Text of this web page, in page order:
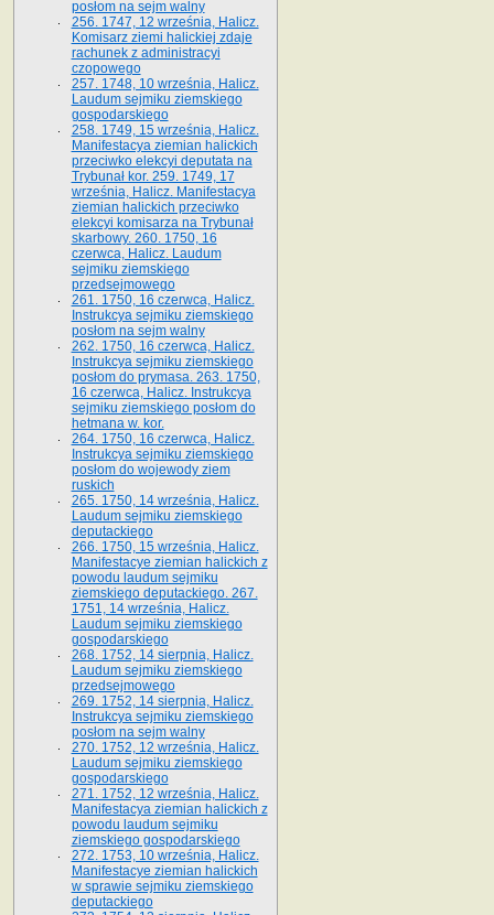
posłom na sejm walny
256. 1747, 12 września, Halicz.
Komisarz ziemi halickiej zdaje
rachunek z administracyi
czopowego
257. 1748, 10 września, Halicz.
Laudum sejmiku ziemskiego
gospodarskiego
258. 1749, 15 września, Halicz.
Manifestacya ziemian halickich
przeciwko elekcyi deputata na
Trybunał kor. 259. 1749, 17
września, Halicz. Manifestacya
ziemian halickich przeciwko
elekcyi komisarza na Trybunał
skarbowy. 260. 1750, 16
czerwca, Halicz. Laudum
sejmiku ziemskiego
przedsejmowego
261. 1750, 16 czerwca, Halicz.
Instrukcya sejmiku ziemskiego
posłom na sejm walny
262. 1750, 16 czerwca, Halicz.
Instrukcya sejmiku ziemskiego
posłom do prymasa. 263. 1750,
16 czerwca, Halicz. Instrukcya
sejmiku ziemskiego posłom do
hetmana w. kor.
264. 1750, 16 czerwca, Halicz.
Instrukcya sejmiku ziemskiego
posłom do wojewody ziem
ruskich
265. 1750, 14 września, Halicz.
Laudum sejmiku ziemskiego
deputackiego
266. 1750, 15 września, Halicz.
Manifestacye ziemian halickich z
powodu laudum sejmiku
ziemskiego deputackiego. 267.
1751, 14 września, Halicz.
Laudum sejmiku ziemskiego
gospodarskiego
268. 1752, 14 sierpnia, Halicz.
Laudum sejmiku ziemskiego
przedsejmowego
269. 1752, 14 sierpnia, Halicz.
Instrukcya sejmiku ziemskiego
posłom na sejm walny
270. 1752, 12 września, Halicz.
Laudum sejmiku ziemskiego
gospodarskiego
271. 1752, 12 września, Halicz.
Manifestacya ziemian halickich z
powodu laudum sejmiku
ziemskiego gospodarskiego
272. 1753, 10 września, Halicz.
Manifestacye ziemian halickich
w sprawie sejmiku ziemskiego
deputackiego